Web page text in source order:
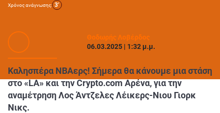
ΠΡΟΓΝΩΣΤΙΚΑ ΚΑΤΗΓΟΡΙΕΣ
ΠΡΟΣΦΟΡΕΣ
ΔΙΑΓΩΝΙΣΜΟΙ
TSILI LEAGUE
RETRO
BLOGS
Χρόνος ανάγνωσης: 3’
Θοδωρής Λοβέρδος
06.03.2025 | 1:32 μ.μ.
Καλησπέρα NBAερς! Σήμερα θα κάνουμε μια στάση
στο «LA» και την Crypto.com Αρένα, για την
αναμέτρηση Λος Άντζελες Λέικερς-Νιου Γιορκ
Νικς.